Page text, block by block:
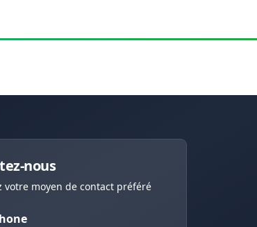
nous
votre moyen de contact préféré